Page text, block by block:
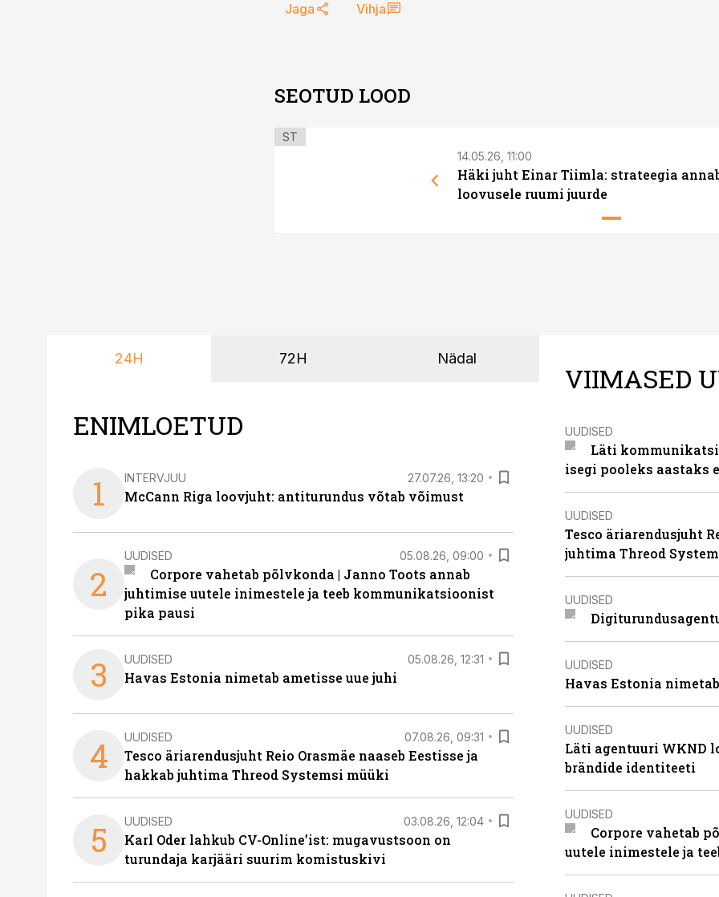
Jaga Vihja
SEOTUD LOOD
ST
14.05.26, 11:00
Häki juht Einar Tiimla: strateegia
loovusele ruumi juurde
24H 72H Nädal
ENIMLOETUD
1 INTERVJUU 27.07.26, 13:20
McCann Riga loovjuht: antiturundus võtab võimust
2
UUDISED 05.08.26, 09:00
Corpore vahetab põlvkonda | Janno Toots annab
juhtimise uutele inimestele ja teeb kommunikatsioonist
pika pausi
3 UUDISED 05.08.26, 12:31
Havas Estonia nimetab ametisse uue juhi
4 UUDISED 07.08.26, 09:31
Tesco äriarendusjuht Reio Orasmäe naaseb Eestisse ja
hakkab juhtima Threod Systemsi müüki
5 UUDISED 03.08.26, 12:04
Karl Oder lahkub CV-Online’ist: mugavustsoon on
turundaja karjääri suurim komistuskivi
VIIMASED
UUDISED
Läti
isegi pooleks aastaks
UUDISED
Tesco äriarendusjuht
juhtima Threod
UUDISED
UUDISED
Havas Estonia
UUDISED
Läti agentuuri WKND
brändide identiteeti
UUDISED
Corpore vahetab
uutele inimestele ja